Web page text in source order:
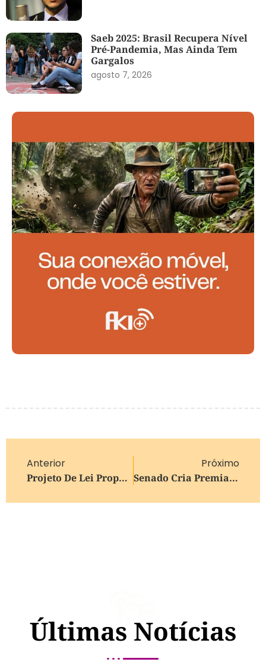
Saeb 2025: Brasil Recupera Nível
Pré-Pandemia, Mas Ainda Tem
Gargalos
agosto 7, 2026
Anterior
Projeto De Lei Propõe Que Agressores De Mulheres Não Tenham Espaços Em Cargos Públicos Em Esteio
Próximo
Senado Cria Premiação Para Homens Que Combatem Violência Contra A Mulher
Últimas Notícias